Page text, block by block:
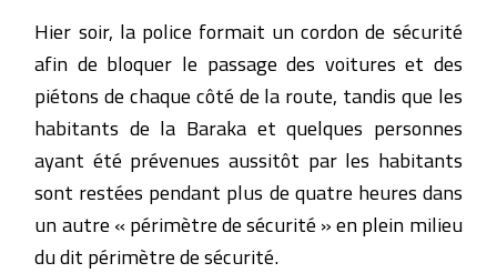
Hier soir, la police formait un cordon de sécurité
afin de bloquer le passage des voitures et des
piétons de chaque côté de la route, tandis que les
habitants de la Baraka et quelques personnes
ayant été prévenues aussitôt par les habitants
sont restées pendant plus de quatre heures dans
un autre « périmètre de sécurité » en plein milieu
du dit périmètre de sécurité.